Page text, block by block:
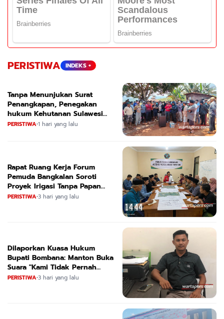
PERISTIWA INDEKS +
Tanpa Menunjukan Surat
Penangkapan, Penegakan
hukum Kehutanan Sulawesi
Selatan Culik Petani Ladah Di
PERISTIWA•1 hari yang lalu
Rapat Ruang Kerja Forum
Pemuda Bangkalan Soroti
Proyek Irigasi Tanpa Papan
Nama
PERISTIWA•3 hari yang lalu
Dilaporkan Kuasa Hukum
Bupati Bombana: Manton Buka
Suara "Kami Tidak Pernah
Menutup Ruang Hak Jawab"
PERISTIWA•3 hari yang lalu